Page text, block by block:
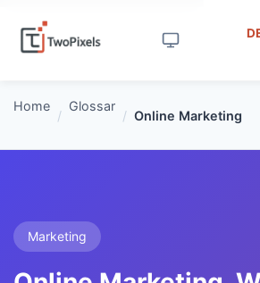
Home
/
Glossar
/ Online Marketing
Marketing